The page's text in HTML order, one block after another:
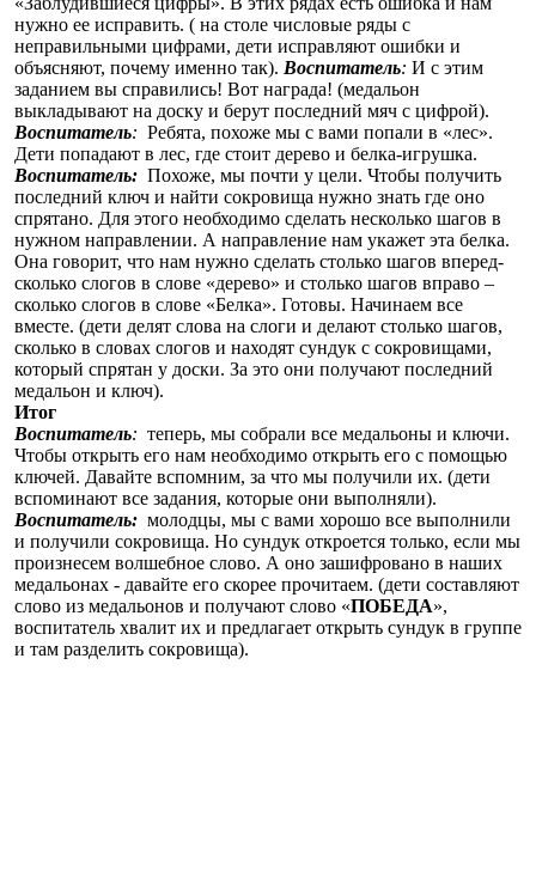
нужно ее исправить. ( на столе числовые ряды с
неправильными цифрами, дети исправляют ошибки и
объясняют, почему именно так). Воспитатель: И с этим
заданием вы справились! Вот награда! (медальон
выкладывают на доску и берут последний мяч с цифрой).
Воспитатель: Ребята, похоже мы с вами попали в «лес».
Дети попадают в лес, где стоит дерево и белка-игрушка.
Воспитатель: Похоже, мы почти у цели. Чтобы получить
последний ключ и найти сокровища нужно знать где оно
спрятано. Для этого необходимо сделать несколько шагов в
нужном направлении. А направление нам укажет эта белка.
Она говорит, что нам нужно сделать столько шагов вперед-
сколько слогов в слове «дерево» и столько шагов вправо –
сколько слогов в слове «Белка». Готовы. Начинаем все
вместе. (дети делят слова на слоги и делают столько шагов,
сколько в словах слогов и находят сундук с сокровищами,
который спрятан у доски. За это они получают последний
медальон и ключ).
Итог
Воспитатель: теперь, мы собрали все медальоны и ключи.
Чтобы открыть его нам необходимо открыть его с помощью
ключей. Давайте вспомним, за что мы получили их. (дети
вспоминают все задания, которые они выполняли).
Воспитатель: молодцы, мы с вами хорошо все выполнили
и получили сокровища. Но сундук откроется только, если мы
произнесем волшебное слово. А оно зашифровано в наших
медальонах - давайте его скорее прочитаем. (дети составляют
слово из медальонов и получают слово «ПОБЕДА»,
воспитатель хвалит их и предлагает открыть сундук в группе
и там разделить сокровища).